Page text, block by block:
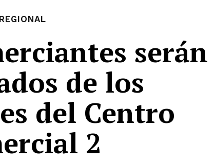
serán
de los
del Centro
2